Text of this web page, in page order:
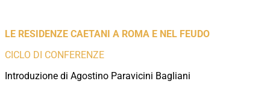
LE RESIDENZE CAETANI A ROMA E NEL FEUDO
CICLO DI CONFERENZE
Introduzione di Agostino Paravicini Bagliani